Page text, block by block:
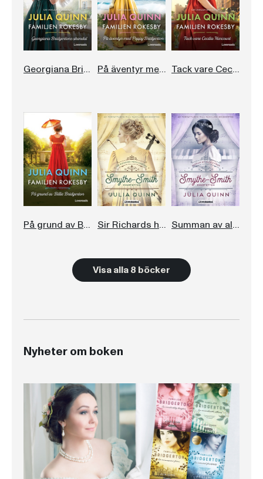
Georgiana Bridgertons skandal På äventyr med Poppy Bridgerton Tack vare Cecilia Harcourt
På grund av Billie Bridgerton Sir Richards hemligheter Summan av alla kyssar
Visa alla 8 böcker
Nyheter om boken